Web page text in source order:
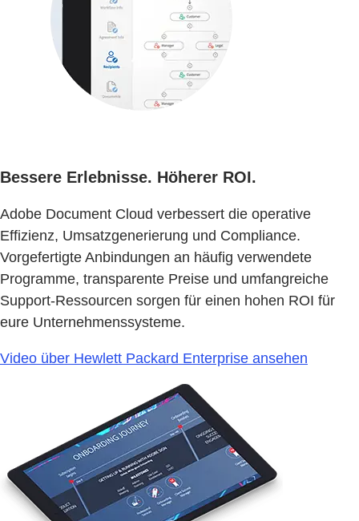
Bessere Erlebnisse. Höherer ROI.
Adobe Document Cloud verbessert die operative
Effizienz, Umsatzgenerierung und Compliance.
Vorgefertigte Anbindungen an häufig verwendete
Programme, transparente Preise und umfangreiche
Support-Ressourcen sorgen für einen hohen ROI für
eure Unternehmenssysteme.
Video über Hewlett Packard Enterprise ansehen